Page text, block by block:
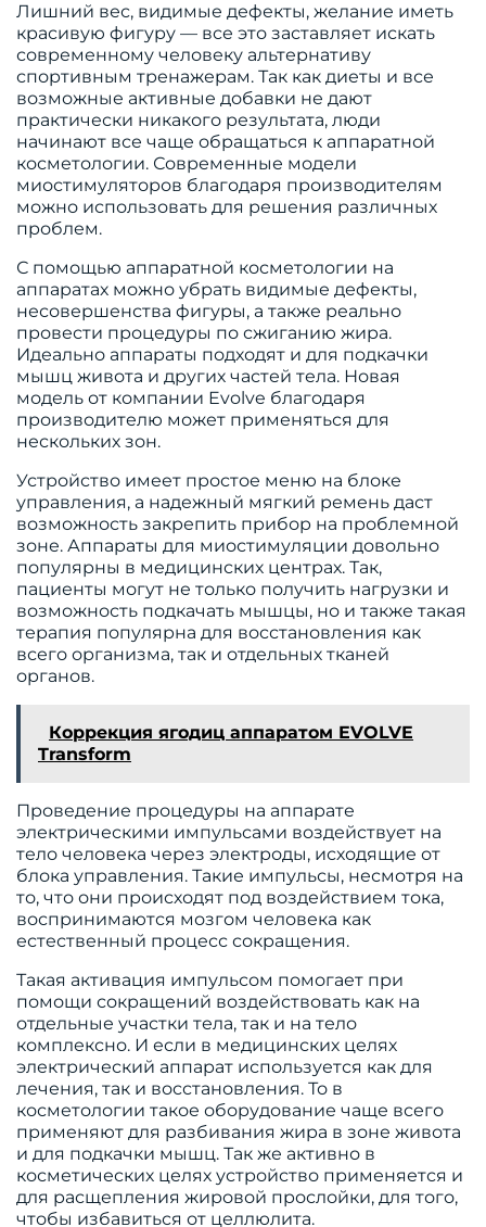
Лишний вес, видимые дефекты, желание иметь
красивую фигуру — все это заставляет искать
современному человеку альтернативу
спортивным тренажерам. Так как диеты и все
возможные активные добавки не дают
практически никакого результата, люди
начинают все чаще обращаться к аппаратной
косметологии. Современные модели
миостимуляторов благодаря производителям
можно использовать для решения различных
проблем.
С помощью аппаратной косметологии на
аппаратах можно убрать видимые дефекты,
несовершенства фигуры, а также реально
провести процедуры по сжиганию жира.
Идеально аппараты подходят и для подкачки
мышц живота и других частей тела. Новая
модель от компании Evolve благодаря
производителю может применяться для
нескольких зон.
Устройство имеет простое меню на блоке
управления, а надежный мягкий ремень даст
возможность закрепить прибор на проблемной
зоне. Аппараты для миостимуляции довольно
популярны в медицинских центрах. Так,
пациенты могут не только получить нагрузки и
возможность подкачать мышцы, но и также такая
терапия популярна для восстановления как
всего организма, так и отдельных тканей
органов.
Коррекция ягодиц аппаратом EVOLVE
Transform
Проведение процедуры на аппарате
электрическими импульсами воздействует на
тело человека через электроды, исходящие от
блока управления. Такие импульсы, несмотря на
то, что они происходят под воздействием тока,
воспринимаются мозгом человека как
естественный процесс сокращения.
Такая активация импульсом помогает при
помощи сокращений воздействовать как на
отдельные участки тела, так и на тело
комплексно. И если в медицинских целях
электрический аппарат используется как для
лечения, так и восстановления. То в
косметологии такое оборудование чаще всего
применяют для разбивания жира в зоне живота
и для подкачки мышц. Так же активно в
косметических целях устройство применяется и
для расщепления жировой прослойки, для того,
чтобы избавиться от целлюлита.